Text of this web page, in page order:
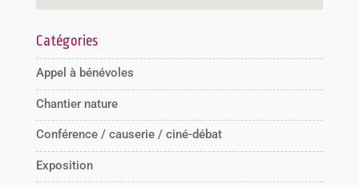
Catégories
Appel à bénévoles
Chantier nature
Conférence / causerie / ciné-débat
Exposition